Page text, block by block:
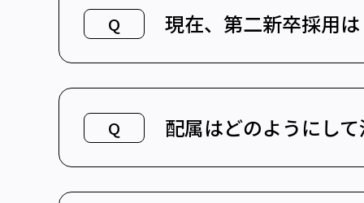
Q 現在、第二新卒採用
Q 配属はどのようにし